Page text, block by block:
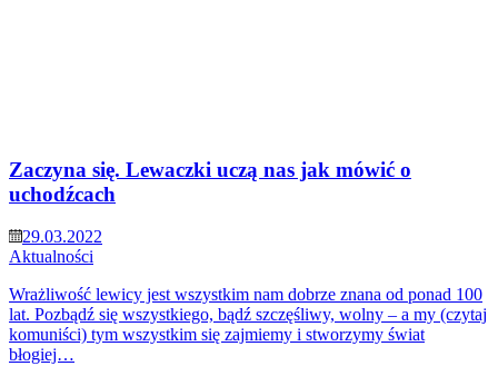
Zaczyna się. Lewaczki uczą nas jak mówić o
uchodźcach
29.03.2022
Aktualności
Wrażliwość lewicy jest wszystkim nam dobrze znana od ponad 100
lat. Pozbądź się wszystkiego, bądź szczęśliwy, wolny – a my (czytaj
komuniści) tym wszystkim się zajmiemy i stworzymy świat
błogiej…